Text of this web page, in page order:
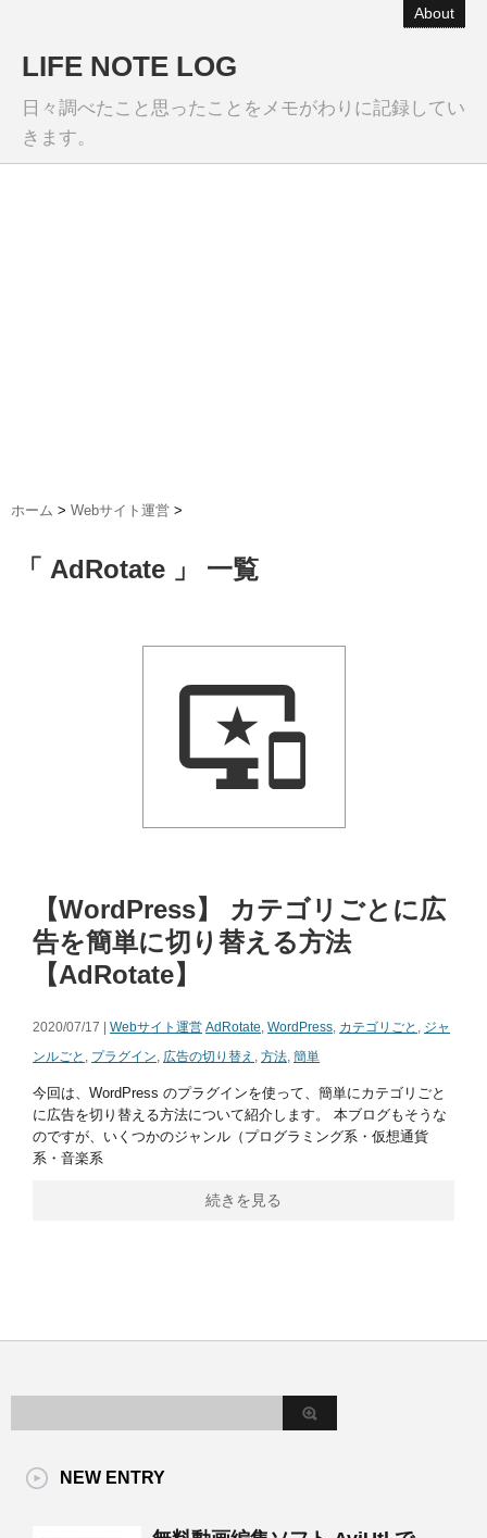
About
LIFE NOTE LOG
日々調べたこと思ったことをメモがわりに記録してい
きます。
ホーム > Webサイト運営 >
「 AdRotate 」 一覧
【WordPress】 カテゴリごとに広
告を簡単に切り替える方法
【AdRotate】
2020/07/17 | Webサイト運営 AdRotate, WordPress, カテゴリごと , ジャ
ンルごと , プラグイン, 広告の切り替え , 方法, 簡単
今回は、WordPress のプラグインを使って、簡単にカテゴリごと
に広告を切り替える方法について紹介します。 本ブログもそうな
のですが、いくつかのジャンル（プログラミング系・仮想通貨
系・音楽系
続きを見る
NEW ENTRY